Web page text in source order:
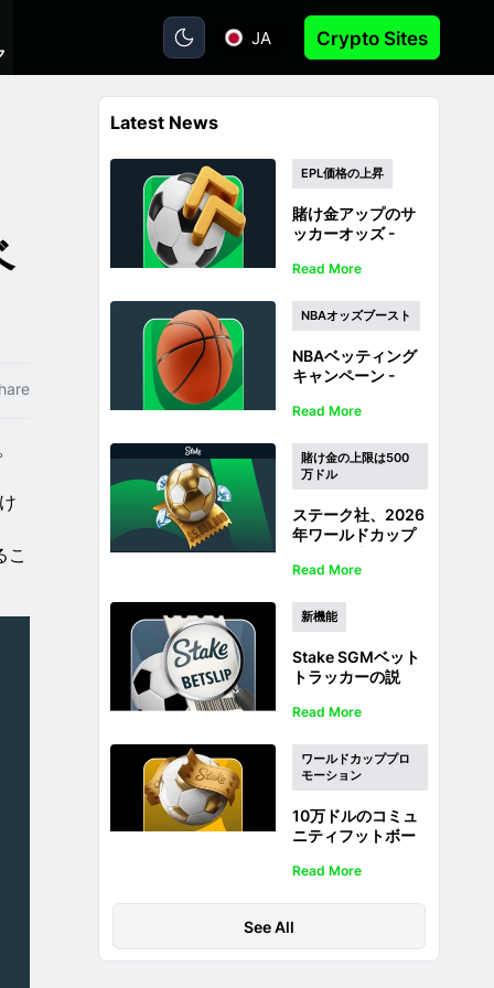
JA Crypto Sites
こ
Latest News
EPL価格の上昇
賭け金アップのサ
ッカーオッズ -
Leagueリーグ オッ
Read More
NBAオッズブースト
NBAベッティング
キャンペーン -
優勝チームのオッ
Read More
賭け金の上限は500
万ドル
ステーク社、2026
年ワールドカップ
500万ドルに設定
Read More
新機能
Stake SGMベット
トラッカーの説
マルチベットをラ
る方法
Read More
ワールドカッププロ
モーション
10万ドルのコミュ
ニティフットボー
よう：ワールドカ
Read More
See All